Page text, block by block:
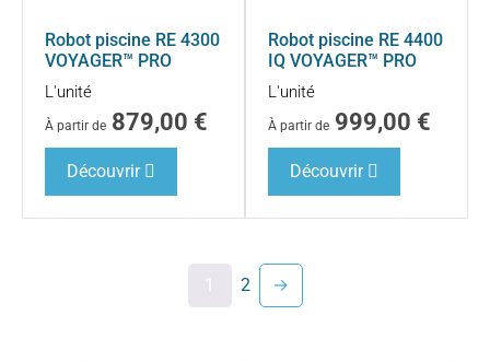
Robot piscine RE 4300
VOYAGER™ PRO
L'unité
À partir de 879,00 €
Découvrir
Robot piscine RE 4400
IQ VOYAGER™ PRO
L'unité
À partir de 999,00 €
Découvrir
1 2 →